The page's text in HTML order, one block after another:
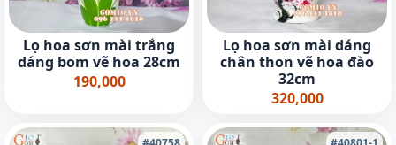
Lọ hoa sơn mài trắng
dáng bom vẽ hoa 28cm
190,000
Lọ hoa sơn mài dáng
chân thon vẽ hoa đào
32cm
320,000